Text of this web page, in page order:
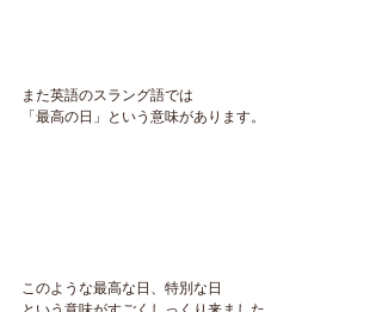
また英語のスラング語では
「最高の日」という意味があります。
このような最高な日、特別な日